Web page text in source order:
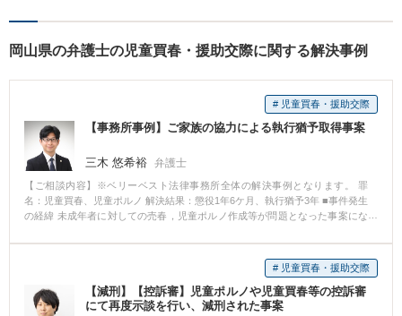
岡山県の弁護士の児童買春・援助交際に関する解決事例
# 児童買春・援助交際
【事務所事例】ご家族の協力による執行猶予取得事案
三木 悠希裕 弁護士
【ご相談内容】※ベリーベスト法律事務所全体の解決事例となります。 罪
名：児童買春、児童ポルノ 解決結果：懲役1年6ケ月、執行猶予3年 ■事件発生
の経緯 未成年者に対しての売春，児童ポルノ作成等が問題となった事案にな
ら，相談オフィスとは別のオフィスで主として対応することになりました。
本件に関しては，ご本人の真摯な反省や，ご家族の今後の監督等の支えが大
きく，結果として保釈請求も通り，また併せて執行猶予付の判決を取得する
こともできました。 ■解決のポイント オフィスが各地にあるところから，
「相談できても別の県だから・・・」と懸念されることなく対応ができる，
# 児童買春・援助交際
【減刑】【控訴審】児童ポルノや児童買春等の控訴審
にて再度示談を行い、減刑された事案